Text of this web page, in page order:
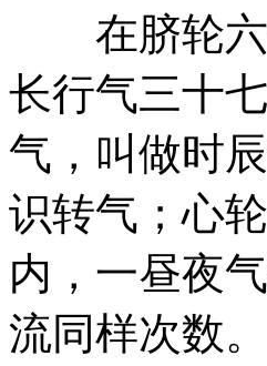
在脐轮六
长行气三十
气，叫做时
识转气；心
内，一昼夜
流同样次数。